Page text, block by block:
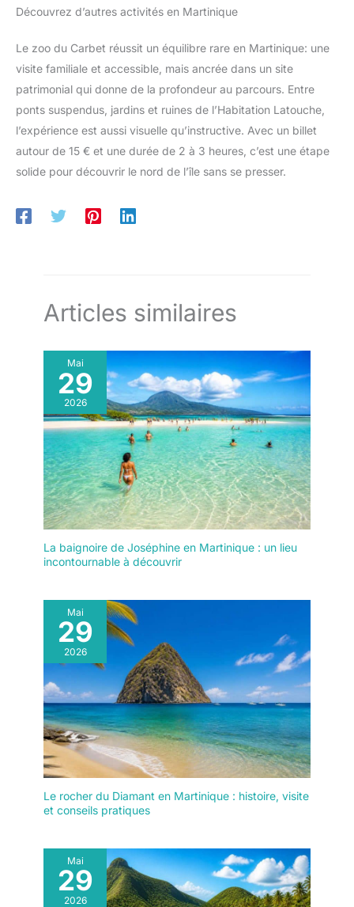
Découvrez d’autres activités en Martinique
Le zoo du Carbet réussit un équilibre rare en Martinique: une
visite familiale et accessible, mais ancrée dans un site
patrimonial qui donne de la profondeur au parcours. Entre
ponts suspendus, jardins et ruines de l’Habitation Latouche,
l’expérience est aussi visuelle qu’instructive. Avec un billet
autour de 15 € et une durée de 2 à 3 heures, c’est une étape
solide pour découvrir le nord de l’île sans se presser.
Articles similaires
Mai
29
2026
La baignoire de Joséphine en Martinique : un lieu
incontournable à découvrir
Mai
29
2026
Le rocher du Diamant en Martinique : histoire, visite
et conseils pratiques
Mai
29
2026